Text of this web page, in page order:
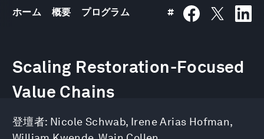
ホーム 概要 プログラム #
Scaling Restoration-Focused
Value Chains
登壇者: Nicole Schwab, Irene Arias Hofman,
seconds
of
minutes,
18